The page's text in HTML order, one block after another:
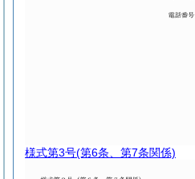
様式第3号(第6条、第7条関係)